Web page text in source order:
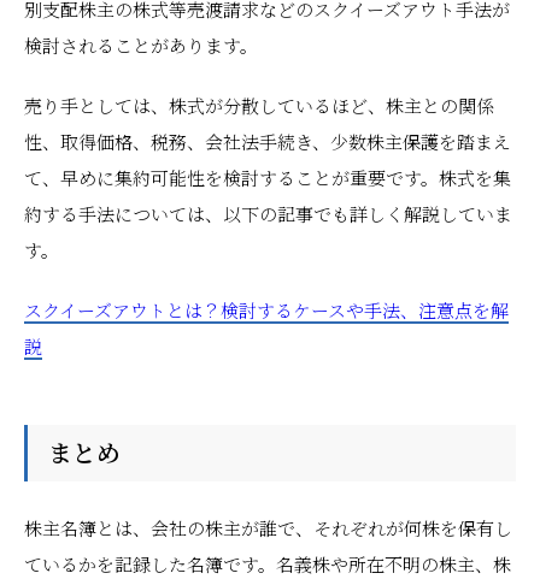
別支配株主の株式等売渡請求などのスクイーズアウト手法が
検討されることがあります。
売り手としては、株式が分散しているほど、株主との関係
性、取得価格、税務、会社法手続き、少数株主保護を踏まえ
て、早めに集約可能性を検討することが重要です。株式を集
約する手法については、以下の記事でも詳しく解説していま
す。
スクイーズアウトとは？検討するケースや手法、注意点を解
説
まとめ
株主名簿とは、会社の株主が誰で、それぞれが何株を保有し
ているかを記録した名簿です。名義株や所在不明の株主、株